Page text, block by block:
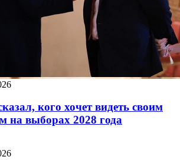
кого хочет видеть своим
на выборах 2028 года